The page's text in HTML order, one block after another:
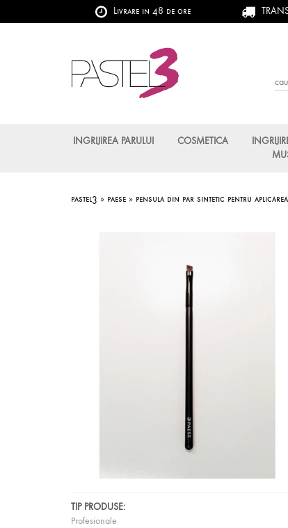
Livrare in 48 de ore
INGRIJIREA PARULUI COSMETICA
pastel3 » paese » pensula din par sintetic pentru
TIP PRODUSE:
Profesionale